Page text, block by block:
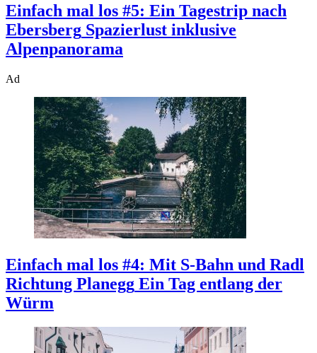
Einfach mal los #5: Ein Tagestrip nach
Ebersberg Spazierlust inklusive
Alpenpanorama
Ad
Einfach mal los #4: Mit S-Bahn und Radl
Richtung Planegg Ein Tag entlang der
Würm